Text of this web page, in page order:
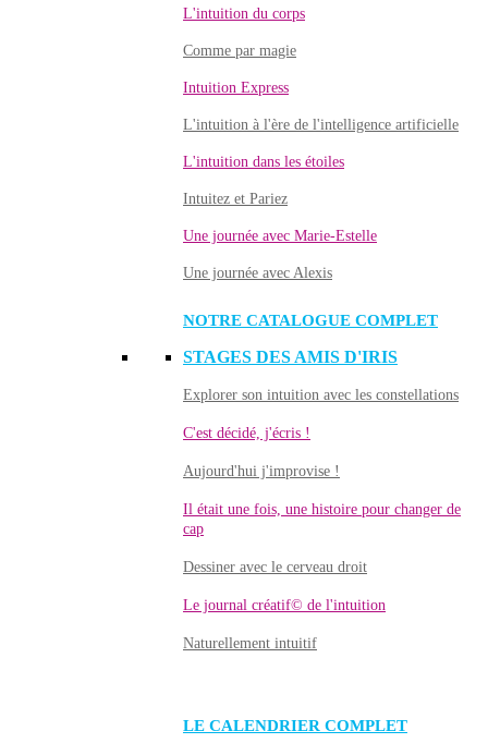
L'intuition du corps
Comme par magie
Intuition Express
L'intuition à l'ère de l'intelligence artificielle
L'intuition dans les étoiles
Intuitez et Pariez
Une journée avec Marie-Estelle
Une journée avec Alexis
NOTRE CATALOGUE COMPLET
STAGES DES AMIS D'IRIS
Explorer son intuition avec les constellations
C'est décidé, j'écris !
Aujourd'hui j'improvise !
Il était une fois, une histoire pour changer de
cap
Dessiner avec le cerveau droit
Le journal créatif© de l'intuition
Naturellement intuitif
LE CALENDRIER COMPLET